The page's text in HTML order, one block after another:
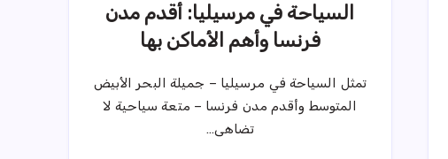
السياحة في مرسيليا: أقدم مدن
فرنسا وأهم الأماكن بها
تمثل السياحة في مرسيليا – جميلة البحر الأبيض
المتوسط وأقدم مدن فرنسا – متعة سياحية لا
تضاهى…